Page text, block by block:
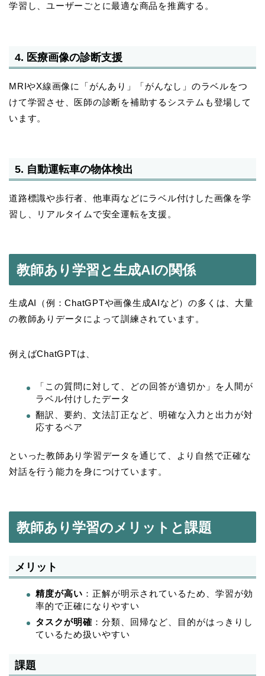
学習し、ユーザーごとに最適な商品を推薦する。
4. 医療画像の診断支援
MRIやX線画像に「がんあり」「がんなし」のラベルをつ
けて学習させ、医師の診断を補助するシステムも登場して
います。
5. 自動運転車の物体検出
道路標識や歩行者、他車両などにラベル付けした画像を学
習し、リアルタイムで安全運転を支援。
教師あり学習と生成AIの関係
生成AI（例：ChatGPTや画像生成AIなど）の多くは、大量
の教師ありデータによって訓練されています。
例えばChatGPTは、
「この質問に対して、どの回答が適切か」を人間が
ラベル付けしたデータ
翻訳、要約、文法訂正など、明確な入力と出力が対
応するペア
といった教師あり学習データを通じて、より自然で正確な
対話を行う能力を身につけています。
教師あり学習のメリットと課題
メリット
精度が高い ：正解が明示されているため、学習が効
率的で正確になりやすい
タスクが明確 ：分類、回帰など、目的がはっきりし
ているため扱いやすい
課題